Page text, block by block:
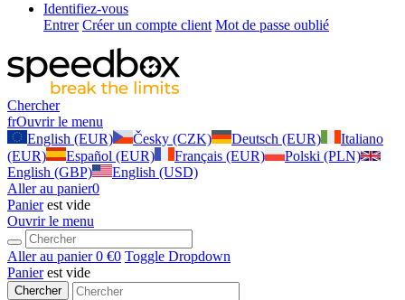
Identifiez-vous
Entrer Créer un compte client Mot de passe oublié
Chercher
frOuvrir le menu
English (EUR)
Česky (CZK) Deutsch (EUR)
Italiano
(EUR)
Español (EUR) Français (EUR)
Polski (PLN)
English (GBP)
English (USD)
Aller au panier0
Panierest vide
Ouvrir le menu
Aller au panier0 €0 Toggle Dropdown
Panierest vide
Chercher